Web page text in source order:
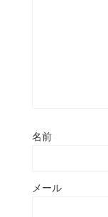
名前
メール